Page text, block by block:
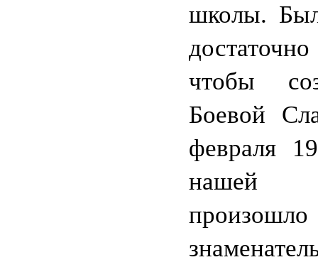
школы.
чтобы
Боевой
февраля
нашей
произошло